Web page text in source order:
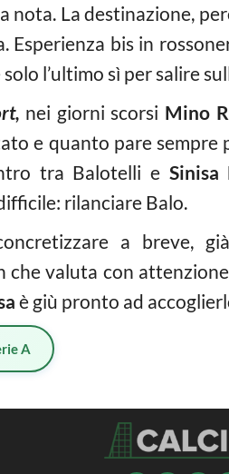
nota. La destinazione,
bis in
l’ultimo sì per salire
nei giorni scorsi Mino
e quanto pare
tra Balotelli e Sinisa
rilanciare Balo.
a breve,
che valuta con
è giù pronto ad
A